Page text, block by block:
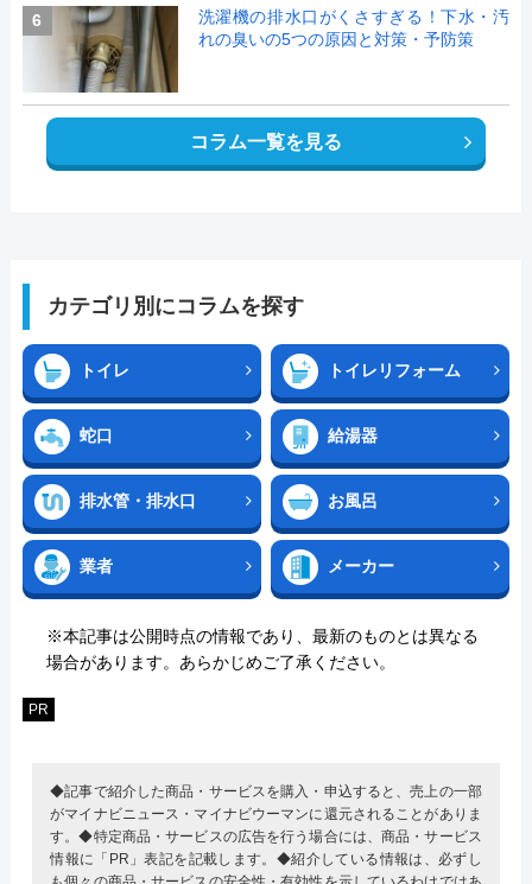
6
洗濯機の排水口がくさすぎる！下水・汚
れの臭いの5つの原因と対策・予防策
コラム一覧を見る
カテゴリ別にコラムを探す
トイレ トイレリフォーム
蛇口 給湯器
排水管・排水口 お風呂
業者 メーカー
※本記事は公開時点の情報であり、最新のものとは異なる
場合があります。あらかじめご了承ください。
PR
◆記事で紹介した商品・サービスを購入・申込すると、売上の一部
がマイナビニュース・マイナビウーマンに還元されることがありま
す。◆特定商品・サービスの広告を行う場合には、商品・サービス
情報に「PR」表記を記載します。◆紹介している情報は、必ずし